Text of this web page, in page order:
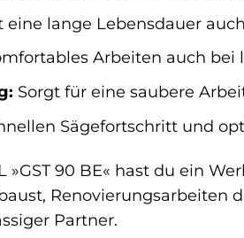
eine lange Lebensdauer
Arbeiten auch bei
Sorgt für eine saubere
Sägefortschritt und
»GST 90 BE« hast du ein
Partner.